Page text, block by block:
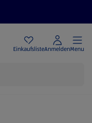
EinkaufslisteAnmeldenMenu